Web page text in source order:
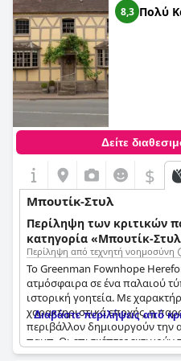
8,3 Πολύ
Δείτε
$
Μπουτίκ-Στυλ
Περίληψη των κριτικών
κατηγορία «Μπουτίκ-
Περίληψη από τεχνητή νοημοσύνη
Το Greenman Fownhope
ατμόσφαιρα σε ένα παλαιού
ιστορική γοητεία. Με
χαρακτηριστικά εποχής, η
περιβάλλον δημιουργούν την
παμπ. Οι επισκέπτες εκτιμούν
υπέροχο κήπο που ενισχύει
Διαβάστε περιλήψεις από